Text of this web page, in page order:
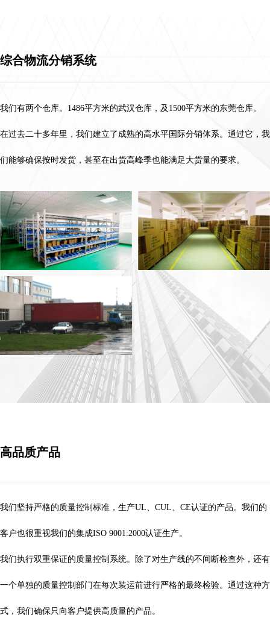
综合物流分销系统
我们有两个仓库。1486平方米的武汉仓库，及1500平方米的东莞仓库。
在过去二十多年里，我们建立了成熟的高水平国际分销体系。通过它，我
们能够确保按时发货，甚至在出货高峰季也能满足大货量的要求。
高品质产品
我们坚持严格的质量控制标准，生产UL、CUL、CE认证的产品。我们的
客户也很重视我们的集成ISO 9001:2000认证生产。
我们执行双重保证的质量控制系统。除了对生产线的不间断检查外，还有
一个单独的质量控制部门在每次装运前进行严格的最终检验。通过这种方
式，我们确保只向客户提供高质量的产品。